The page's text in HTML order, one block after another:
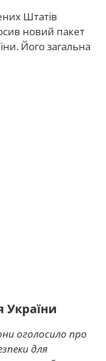
Штатів
новий пакет
Його загальна
України
оголосило про
для